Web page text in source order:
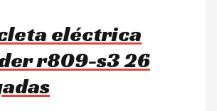
eléctrica
r809-s3 26